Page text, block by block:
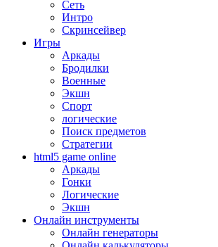
Сеть
Интро
Скринсейвер
Игры
Аркады
Бродилки
Военные
Экшн
Спорт
логические
Поиск предметов
Стратегии
html5 game online
Аркады
Гонки
Логические
Экшн
Онлайн инструменты
Онлайн генераторы